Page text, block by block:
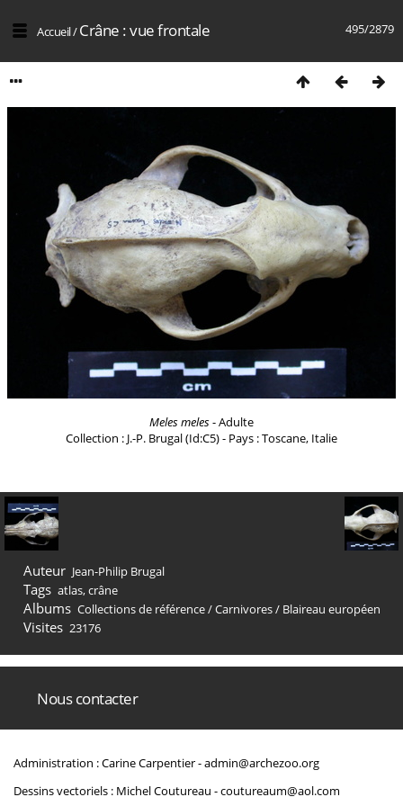
495/2879
Accueil/Crâne : vue frontale
Meles meles- Adulte
Collection : J.-P. Brugal (Id:C5) - Pays : Toscane, Italie
Auteur Jean-Philip Brugal
Tags atlas,crâne
Albums Collections de référence/Carnivores/ Blaireau européen
Visites 23176
Nous contacter
Administration : Carine Carpentier -admin@archezoo.org
Dessins vectoriels : Michel Coutureau -coutureaum@aol.com